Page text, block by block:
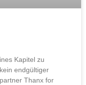
Kapitel zu
endgültiger
Thanx for